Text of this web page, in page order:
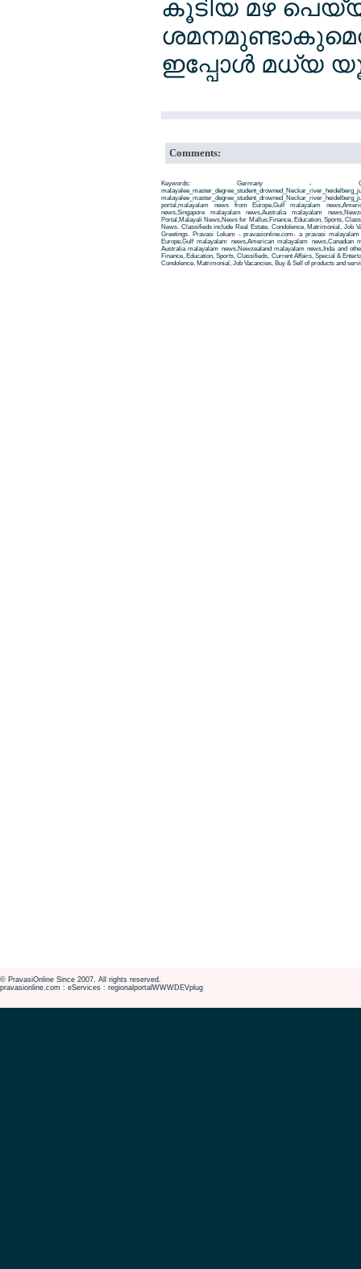
കൂടിയ മഴ
ഇപ്പോള്‍ മധ്യ
Comments:
Keywords: Germany -
portal,malayalam news from Europe,Gulf malayalam
news,Singapore malayalam news,Australia malayalam
Portal,Malayali News,News for Mallus,Finance, Education, Sports,
News. Classifieds include Real Estate, Condolence, Matrimonial, Job
Greetings. Pravasi Lokam - pravasionline.com- a pravasi
Europe,Gulf malayalam news,American malayalam news,Canadian
Australia malayalam news,Newzealand malayalam news,Inda and
Finance, Education, Sports, Classifieds, Current Affairs, Special &
Condolence, Matrimonial, Job Vacancies, Buy & Sell of products and
© PravasiOnline Since 2007. All rights reserved.
pravasionline.com : eServices : regionalportalWWWDEVplug